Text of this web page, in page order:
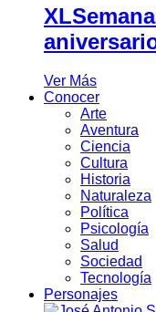
Ver Más
Conocer
Arte
Aventura
Ciencia
Cultura
Historia
Naturaleza
Política
Psicología
Salud
Sociedad
Tecnología
Personajes